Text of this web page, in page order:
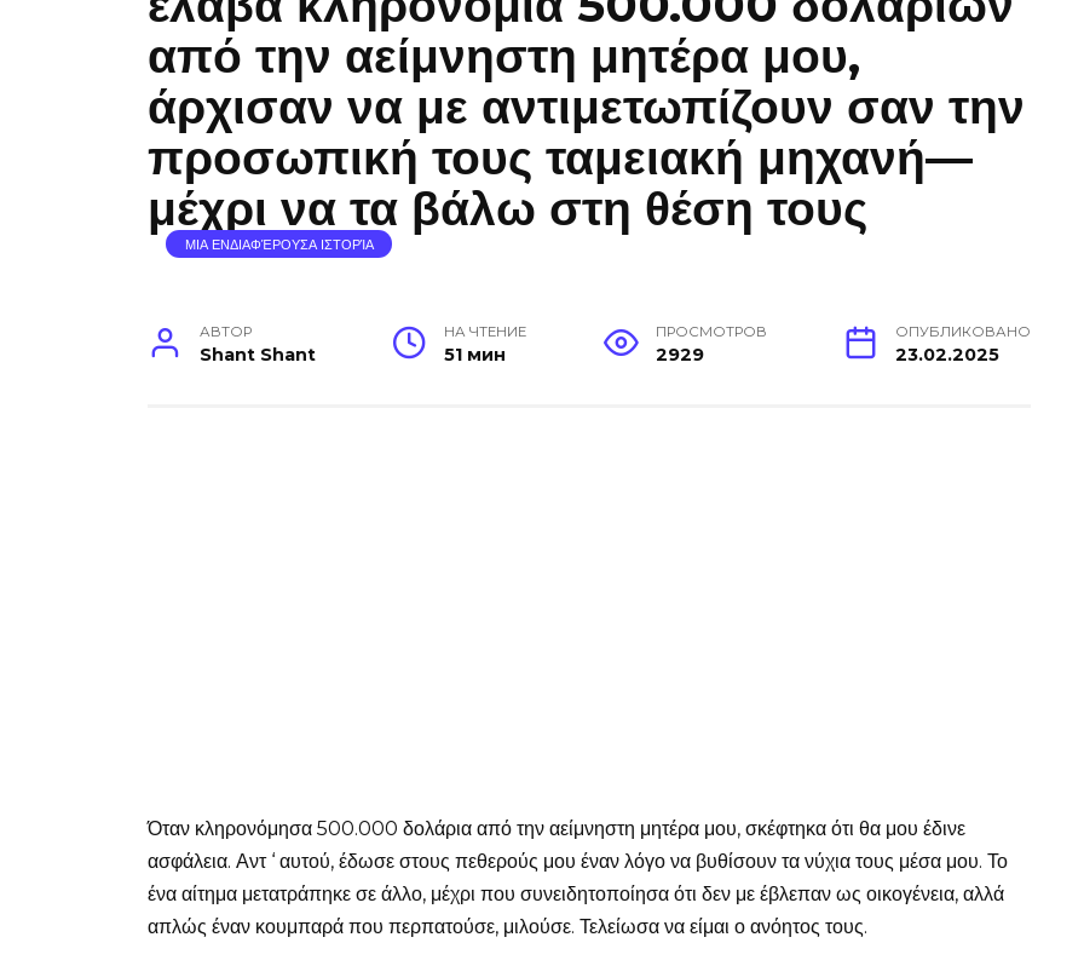
από την αείμνηστη μητέρα μου,
άρχισαν να με αντιμετωπίζουν σαν την
προσωπική τους ταμειακή μηχανή—
μέχρι να τα βάλω στη θέση τους
ΜΙΑ ΕΝΔΙΑΦΈΡΟΥΣΑ ΙΣΤΟΡΊΑ
АВТОР
Shant Shant
НА ЧТЕНИЕ
51 мин
ПРОСМОТРОВ
2929
ОПУБЛИКОВАНО
23.02.2025
Όταν κληρονόμησα 500.000 δολάρια από την αείμνηστη μητέρα μου, σκέφτηκα ότι θα μου έδινε
ασφάλεια. Αντ ‘ αυτού, έδωσε στους πεθερούς μου έναν λόγο να βυθίσουν τα νύχια τους μέσα μου. Το
ένα αίτημα μετατράπηκε σε άλλο, μέχρι που συνειδητοποίησα ότι δεν με έβλεπαν ως οικογένεια, αλλά
απλώς έναν κουμπαρά που περπατούσε, μιλούσε. Τελείωσα να είμαι ο ανόητος τους.